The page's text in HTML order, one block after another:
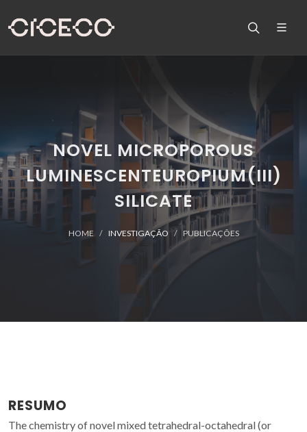
NOVEL MICROPOROUS
LUMINESCENTEUROPIUM(III)
SILICATE
HOME INVESTIGAÇÃO PUBLICAÇÕES
RESUMO
The chemistry of novel mixed tetrahedral-octahedral (or